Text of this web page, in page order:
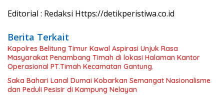
Editorial : Redaksi Https://detikperistiwa.co.id
Berita Terkait
Kapolres Belitung Timur Kawal Aspirasi Unjuk Rasa
Masyarakat Penambang Timah di lokasi Halaman Kantor
Operasional PT.Timah Kecamatan Gantung.
Saka Bahari Lanal Dumai Kobarkan Semangat Nasionalisme
dan Peduli Pesisir di Kampung Nelayan